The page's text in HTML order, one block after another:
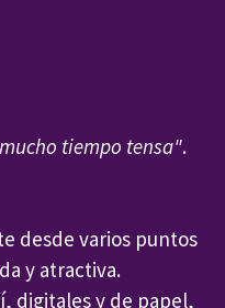
tiempo tensa".
desde varios puntos
y atractiva.
digitales y de papel,